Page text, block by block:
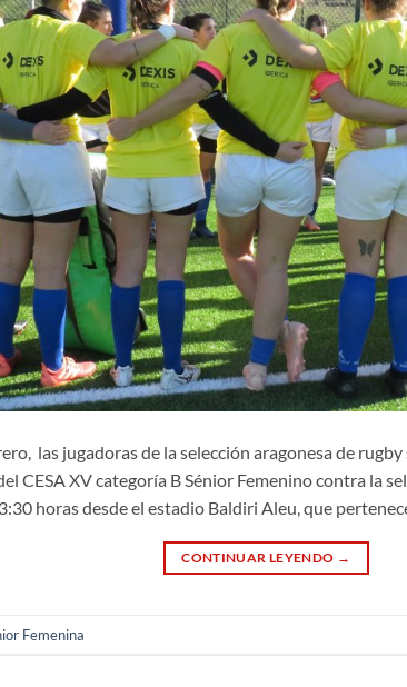
las jugadoras de la selección aragonesa de
CESA XV categoría B Sénior Femenino contra la
horas desde el estadio Baldiri Aleu, que
CONTINUAR LEYENDO →
Femenina